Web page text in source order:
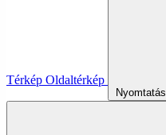
Térkép Oldaltérkép
Nyomtatás